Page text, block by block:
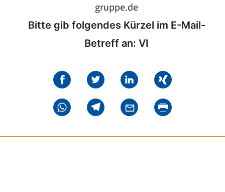
gruppe.de
Bitte gib folgendes Kürzel im E-Mail-
Betreff an: VI